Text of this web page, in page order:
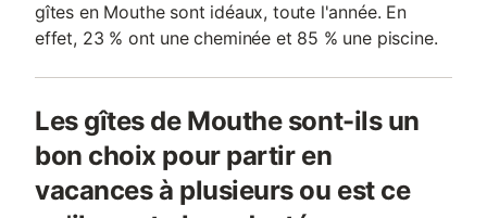
gîtes en Mouthe sont idéaux, toute l'année. En
effet, 23 % ont une cheminée et 85 % une piscine.
Les gîtes de Mouthe sont-ils un
bon choix pour partir en
vacances à plusieurs ou est ce